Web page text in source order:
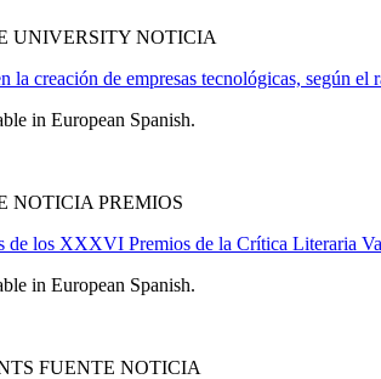
UNIVERSITY NOTICIA
la creación de empresas tecnológicas, según
in European Spanish.
NOTICIA PREMIOS
de los XXXVI Premios de la Crítica Literaria
in European Spanish.
FUENTE NOTICIA